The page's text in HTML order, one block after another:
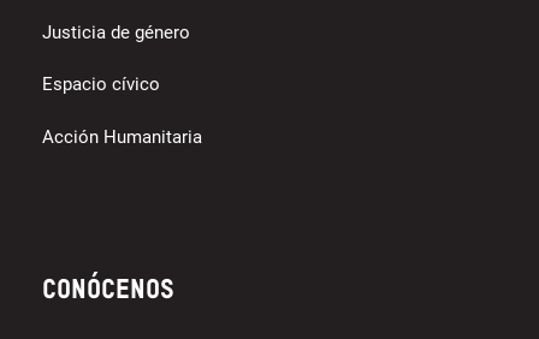
Justicia de género
Espacio cívico
Acción Humanitaria
Conócenos